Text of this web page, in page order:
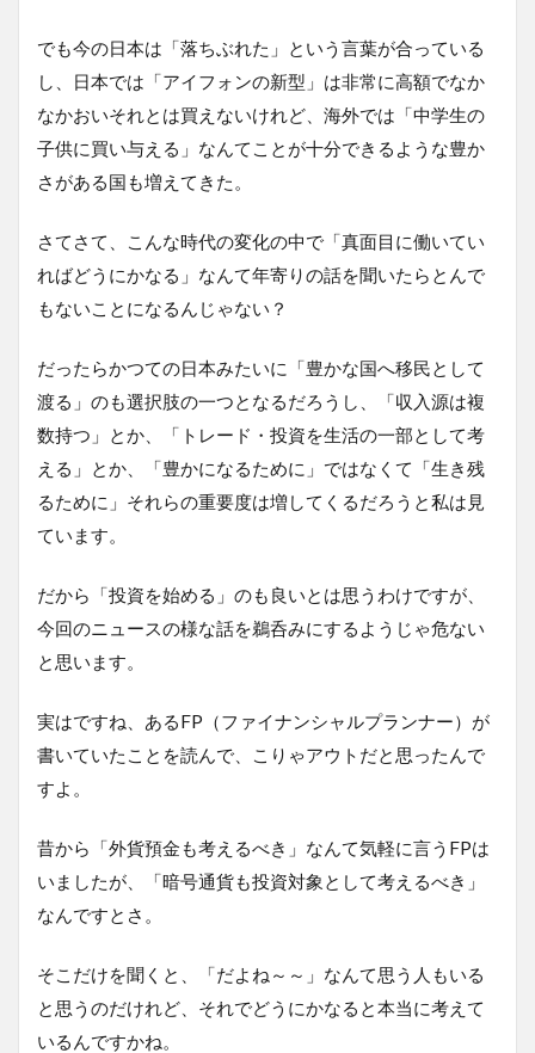
でも今の日本は「落ちぶれた」という言葉が合っている
し、日本では「アイフォンの新型」は非常に高額でなか
なかおいそれとは買えないけれど、海外では「中学生の
子供に買い与える」なんてことが十分できるような豊か
さがある国も増えてきた。
さてさて、こんな時代の変化の中で「真面目に働いてい
ればどうにかなる」なんて年寄りの話を聞いたらとんで
もないことになるんじゃない？
だったらかつての日本みたいに「豊かな国へ移民として
渡る」のも選択肢の一つとなるだろうし、「収入源は複
数持つ」とか、「トレード・投資を生活の一部として考
える」とか、「豊かになるために」ではなくて「生き残
るために」それらの重要度は増してくるだろうと私は見
ています。
だから「投資を始める」のも良いとは思うわけですが、
今回のニュースの様な話を鵜呑みにするようじゃ危ない
と思います。
実はですね、あるFP（ファイナンシャルプランナー）が
書いていたことを読んで、こりゃアウトだと思ったんで
すよ。
昔から「外貨預金も考えるべき」なんて気軽に言うFPは
いましたが、「暗号通貨も投資対象として考えるべき」
なんですとさ。
そこだけを聞くと、「だよね～～」なんて思う人もいる
と思うのだけれど、それでどうにかなると本当に考えて
いるんですかね。